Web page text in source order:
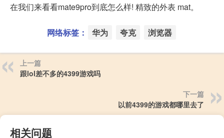
在我们来看看mate9pro到底怎么样! 精致的外表 mat。
网络标签： 华为 夸克 浏览器
上一篇
跟lol差不多的4399游戏吗
下一篇
以前4399的游戏都哪里去了
相关问题